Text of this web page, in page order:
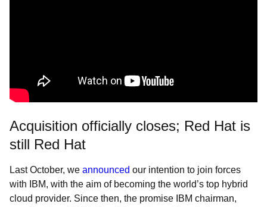
Acquisition officially closes; Red Hat is
still Red Hat
Last October, we announced our intention to join forces
with IBM, with the aim of becoming the world’s top hybrid
cloud provider. Since then, the promise IBM chairman,